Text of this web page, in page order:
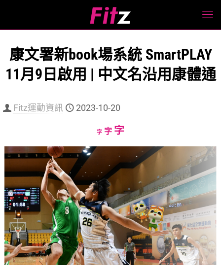
康文署新book場系統 SmartPLAY
11月9日啟用 | 中文名沿用康體通
Fitz運動資訊 2023-10-20
字Decrease
字Reset
size.
字Increase
size.